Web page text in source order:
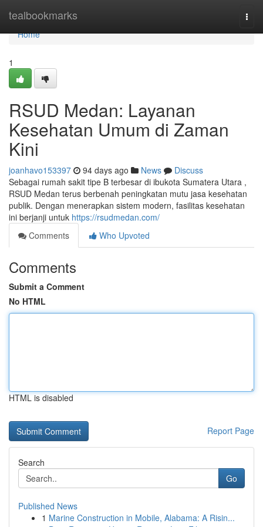
tealbookmarks
Home
Home
1
RSUD Medan: Layanan
Kesehatan Umum di Zaman
Kini
joanhavo153397 94 days ago News
Discuss
Sebagai rumah sakit tipe B terbesar di ibukota Sumatera Utara ,
RSUD Medan terus berbenah peningkatan mutu jasa kesehatan
publik. Dengan menerapkan sistem modern, fasilitas kesehatan
ini berjanji untuk https://rsudmedan.com/
Comments
Who Upvoted
Comments
Submit a Comment
No HTML
HTML is disabled
Report Page
Search
Go
Published News
1 Marine Construction in Mobile, Alabama: A Risin...